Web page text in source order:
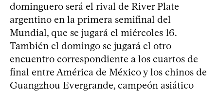
dominguero será el rival de River Plate
argentino en la primera semifinal del
Mundial, que se jugará el miércoles 16.
También el domingo se jugará el otro
encuentro correspondiente a los cuartos de
final entre América de México y los chinos de
Guangzhou Evergrande, campeón asiático